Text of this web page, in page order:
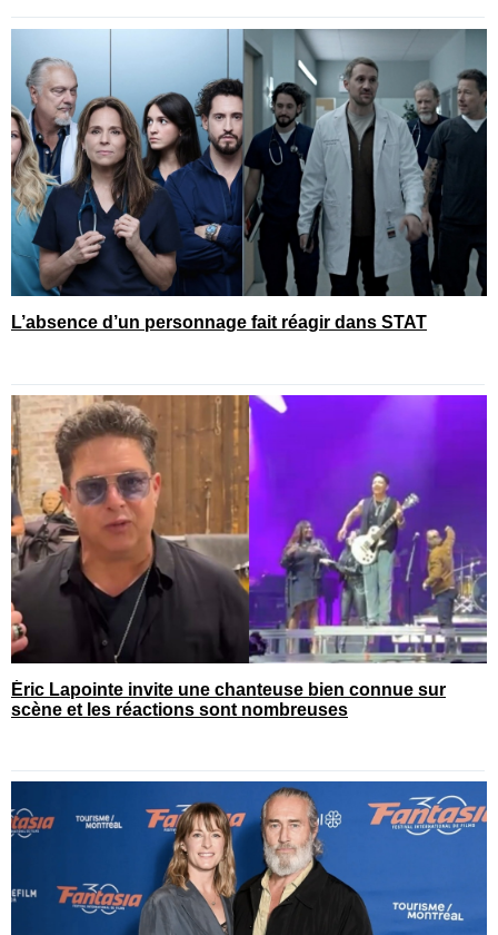
L’absence d’un personnage fait réagir dans STAT
Éric Lapointe invite une chanteuse bien connue sur
scène et les réactions sont nombreuses